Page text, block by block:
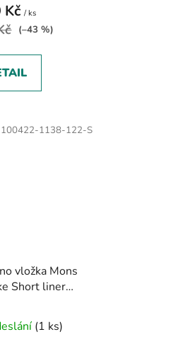
Kč/ ks
(–43 %)
vložka Mons
Short liner
(1 ks)
100422-1138-122-S